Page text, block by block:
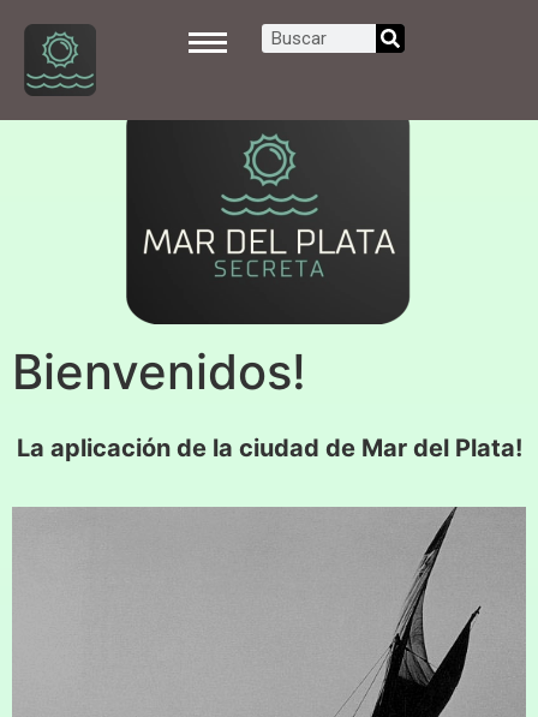
Bienvenidos!
La aplicación de la ciudad de Mar del Plata!